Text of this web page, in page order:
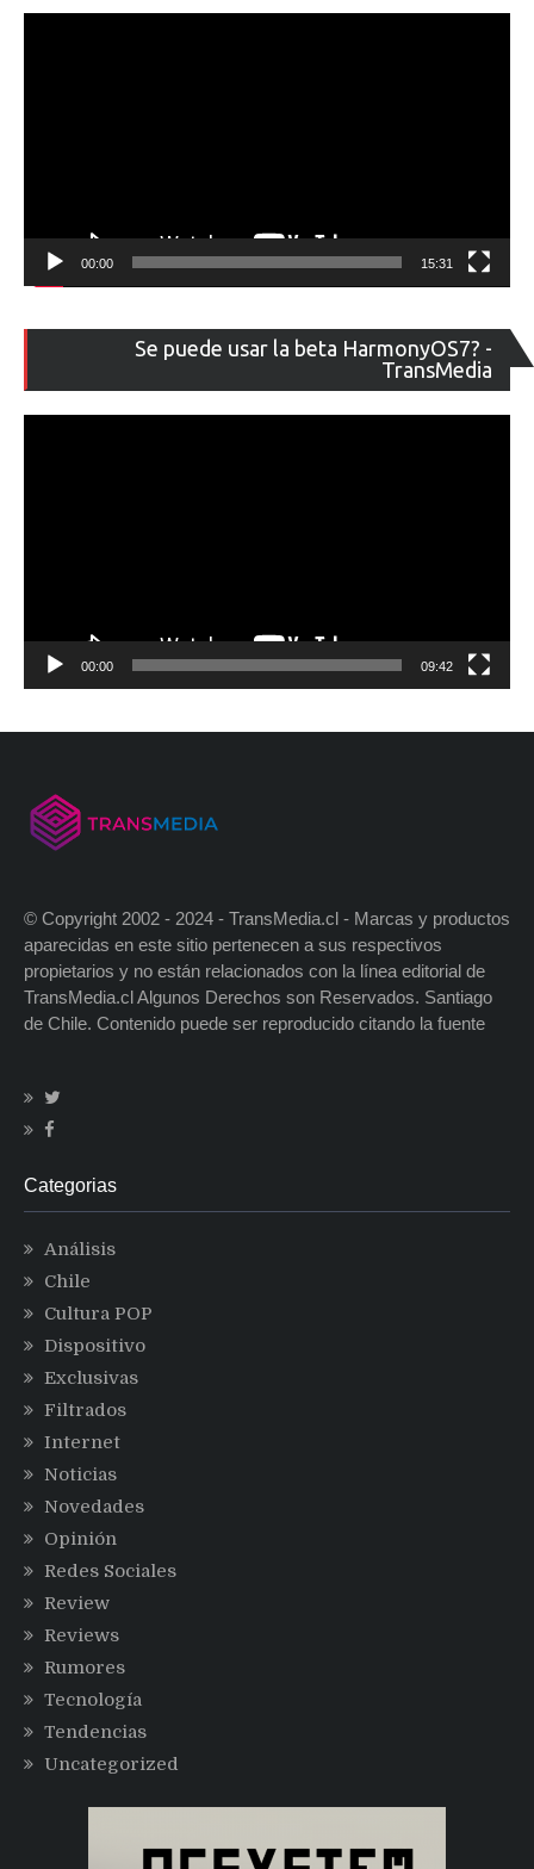
00:00 15:31
Se puede usar la beta HarmonyOS7? -
TransMedia
de
00:00 09:42
© Copyright 2002 - 2024 - TransMedia.cl - Marcas y productos
aparecidas en este sitio pertenecen a sus respectivos
propietarios y no están relacionados con la línea editorial de
TransMedia.cl Algunos Derechos son Reservados. Santiago
de Chile. Contenido puede ser reproducido citando la fuente
Categorias
Análisis
Chile
Cultura POP
Dispositivo
Exclusivas
Filtrados
Internet
Noticias
Novedades
Opinión
Redes Sociales
Review
Reviews
Rumores
Tecnología
Tendencias
Uncategorized